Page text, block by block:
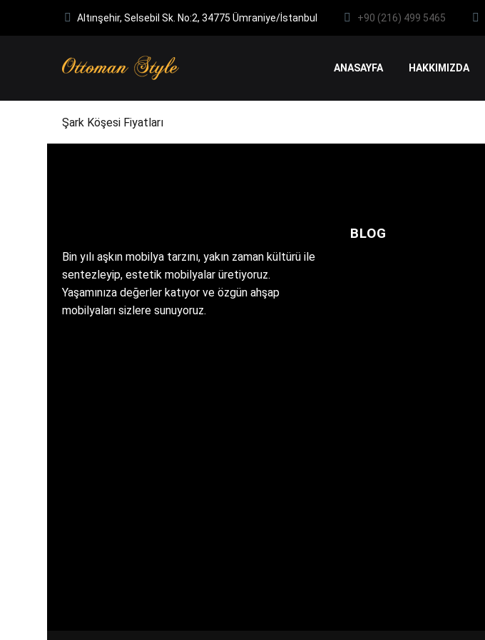
Altınşehir, Selsebil Sk. No:2, 34775 Ümraniye/İstanbul +90 (216) 499 5465
ANASAYFA HAKKIMIZDA
Şark Köşesi Fiyatları
Bin yılı aşkın mobilya tarzını, yakın zaman kültürü ile
sentezleyip, estetik mobilyalar üretiyoruz.
Yaşamınıza değerler katıyor ve özgün ahşap
mobilyaları sizlere sunuyoruz.
BLOG